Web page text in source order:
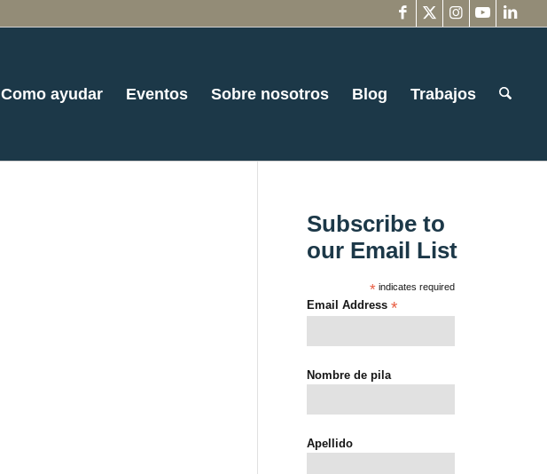
Como ayudar Eventos Sobre nosotros Blog Trabajos
Subscribe to
our Email List
* indicates required
Email Address*
Nombre de pila
Apellido